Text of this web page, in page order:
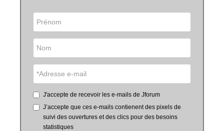
J'accepte de recevoir les e-mails de Jforum
J’accepte que ces e-mails contienent des pixels de
suivi des ouvertures et des clics pour des besoins
statistiques